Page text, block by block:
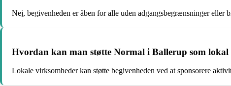
Nej, begivenheden er åben for alle uden adgangsbegrænsninger eller
Hvordan kan man støtte Normal i Ballerup som lokal
Lokale virksomheder kan støtte begivenheden ved at sponsorere